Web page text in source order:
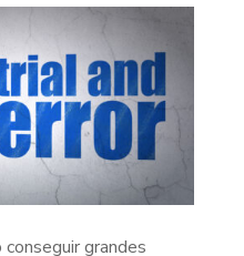
grandes